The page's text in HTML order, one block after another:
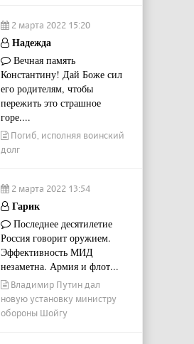
2 марта 2022 15:20
Надежда
Вечная память
Константину! Дай Боже сил
его родителям, чтобы
пережить это страшное
горе....
Погиб, исполняя воинский
долг
2 марта 2022 13:54
Гарик
Последнее десятилетие
Россия говорит оружием.
Эффективность МИД
незаметна. Армия и флот...
Владимир Путин дал
новую установку министру
обороны Шойгу